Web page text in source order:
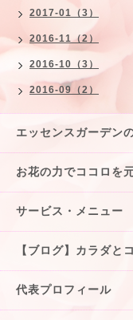
2017-01（3）
2016-11（2）
2016-10（3）
2016-09（2）
エッセンスガーデン
お花の力でココロを
サービス・メニュー
【ブログ】カラダと
代表プロフィール